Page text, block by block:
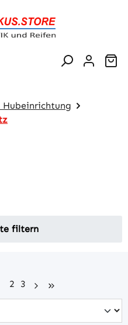
Hubeinrichtung
filtern
Seite
2 Seite
3